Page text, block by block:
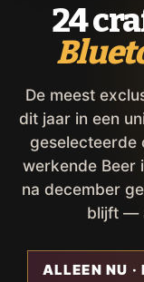
24
De meest
dit jaar in een
geselecteerde
werkende Beer
na december
blijft —
ALLEEN NU ·